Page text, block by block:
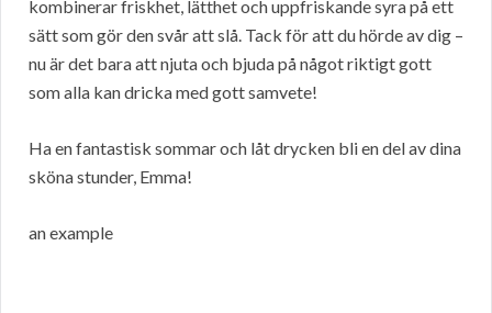
kombinerar friskhet, lätthet och uppfriskande syra på ett
sätt som gör den svår att slå. Tack för att du hörde av dig –
nu är det bara att njuta och bjuda på något riktigt gott
som alla kan dricka med gott samvete!
Ha en fantastisk sommar och låt drycken bli en del av dina
sköna stunder, Emma!
an example